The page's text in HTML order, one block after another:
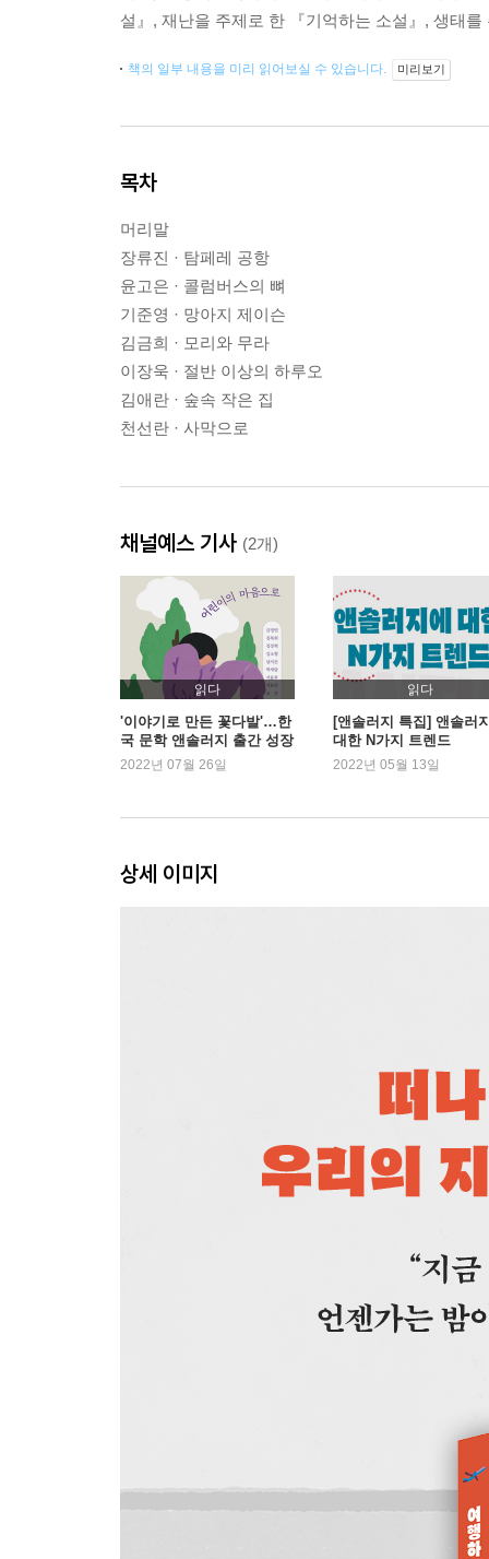
설』, 재난을 주제로 한 『기억하는 소설』, 생태
책의 일부 내용을 미리 읽어보실 수 있습니다. 미리보기
목차
머리말
장류진 · 탐페레 공항
윤고은 · 콜럼버스의 뼈
기준영 · 망아지 제이슨
김금희 · 모리와 무라
이장욱 · 절반 이상의 하루오
김애란 · 숲속 작은 집
천선란 · 사막으로
채널예스 기사 (2개)
읽다
'이야기로 만든 꽃다발'…한
국 문학 앤솔러지 출간 성장
세
2022년 07월 26일
읽다
[앤솔러지 특집] 앤솔러
대한 N가지 트렌드
2022년 05월 13일
상세 이미지